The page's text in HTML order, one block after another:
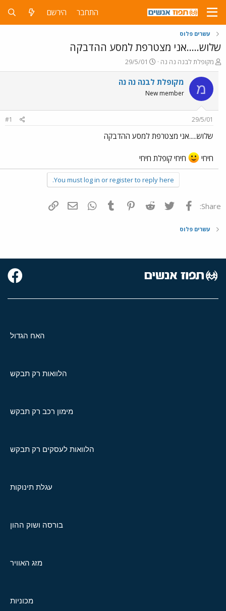
התחבר הירשם
עשרים פלוס
שלוש.....אני מצטרפת למסע ההדבקה
פ
ו
ת
ח
ה
ש
א
מקופלת לבנה נה נה
פ
ו
ר
ם
ר
29/5/01
מ מקופלת לבנה נה נה
New member
29/5/01
#1
שלוש.....אני מצטרפת למסע ההדבקה
חיחי חיחי קופלת חיחי
You must log in or register to reply here.
Share: פייסבוק Twitter
Reddit
Pinterest
Tumblr
WhatsAppדואר אלקטרוני
עשרים פלוס
האח הגדול
הלוואות רק תבקש
מימון רכב רק תבקש
הלוואות לעסקים רק תבקש
עגלת תינוקות
בורסה ושוק ההון
מזג האוויר
מכוניות